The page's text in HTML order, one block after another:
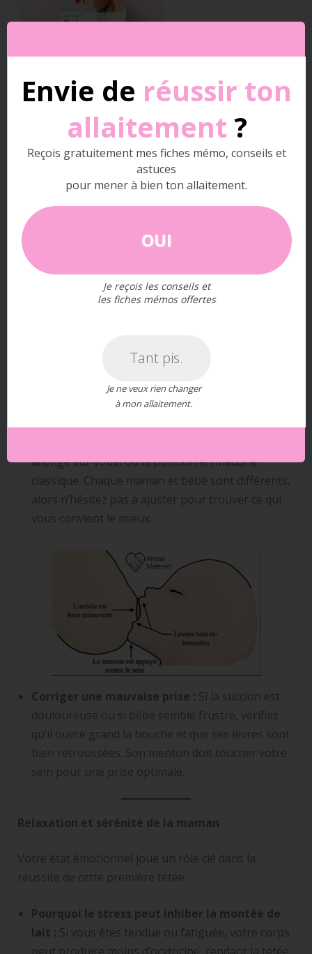
En savoir plus sur le livre « Prépare l’allaitement de
tes rêves ».
Rôle du peau à peau :Dès l’accouchement,
privilégiez le peau à peau avec votre bébé. Ce
contact favorise l’éveil de ses réflexes naturels et
lui donne l’envie instinctive de se diriger vers le
sein.
tétée de bienvenue
efficace, il est essentiel de bien positionner bébé et
de vérifier sa prise du sein.
Les positions idéales :Essayez despositions
allongé sur vous) ou la position en madone
classique. Chaque maman et bébé sont différents,
alors n’hésitez pas à ajuster pour trouver ce qui
vous convient le mieux.
Corriger une mauvaise prise : Si la succion est
douloureuse ou si bébé semble frustré, vérifiez
qu’il ouvre grand la bouche et que ses lèvres sont
bien retroussées. Son menton doit toucher votre
sein pour une prise optimale.
Relaxation et sérénité de la maman
Votre état émotionnel joue un rôle clé dans la
réussite de cette première tétée.
Pourquoi le stress peut inhiber la montée de
lait : Si vous êtes tendue ou fatiguée, votre corps
Envie de réussir ton
allaitement ?
Reçois gratuitement mes fiches mémo, conseils et
astuces
pour mener à bien ton allaitement.
OUI
Je reçois les conseils et
les fiches mémos offertes
Tant pis.
Je ne veux rien changer
à mon allaitement.